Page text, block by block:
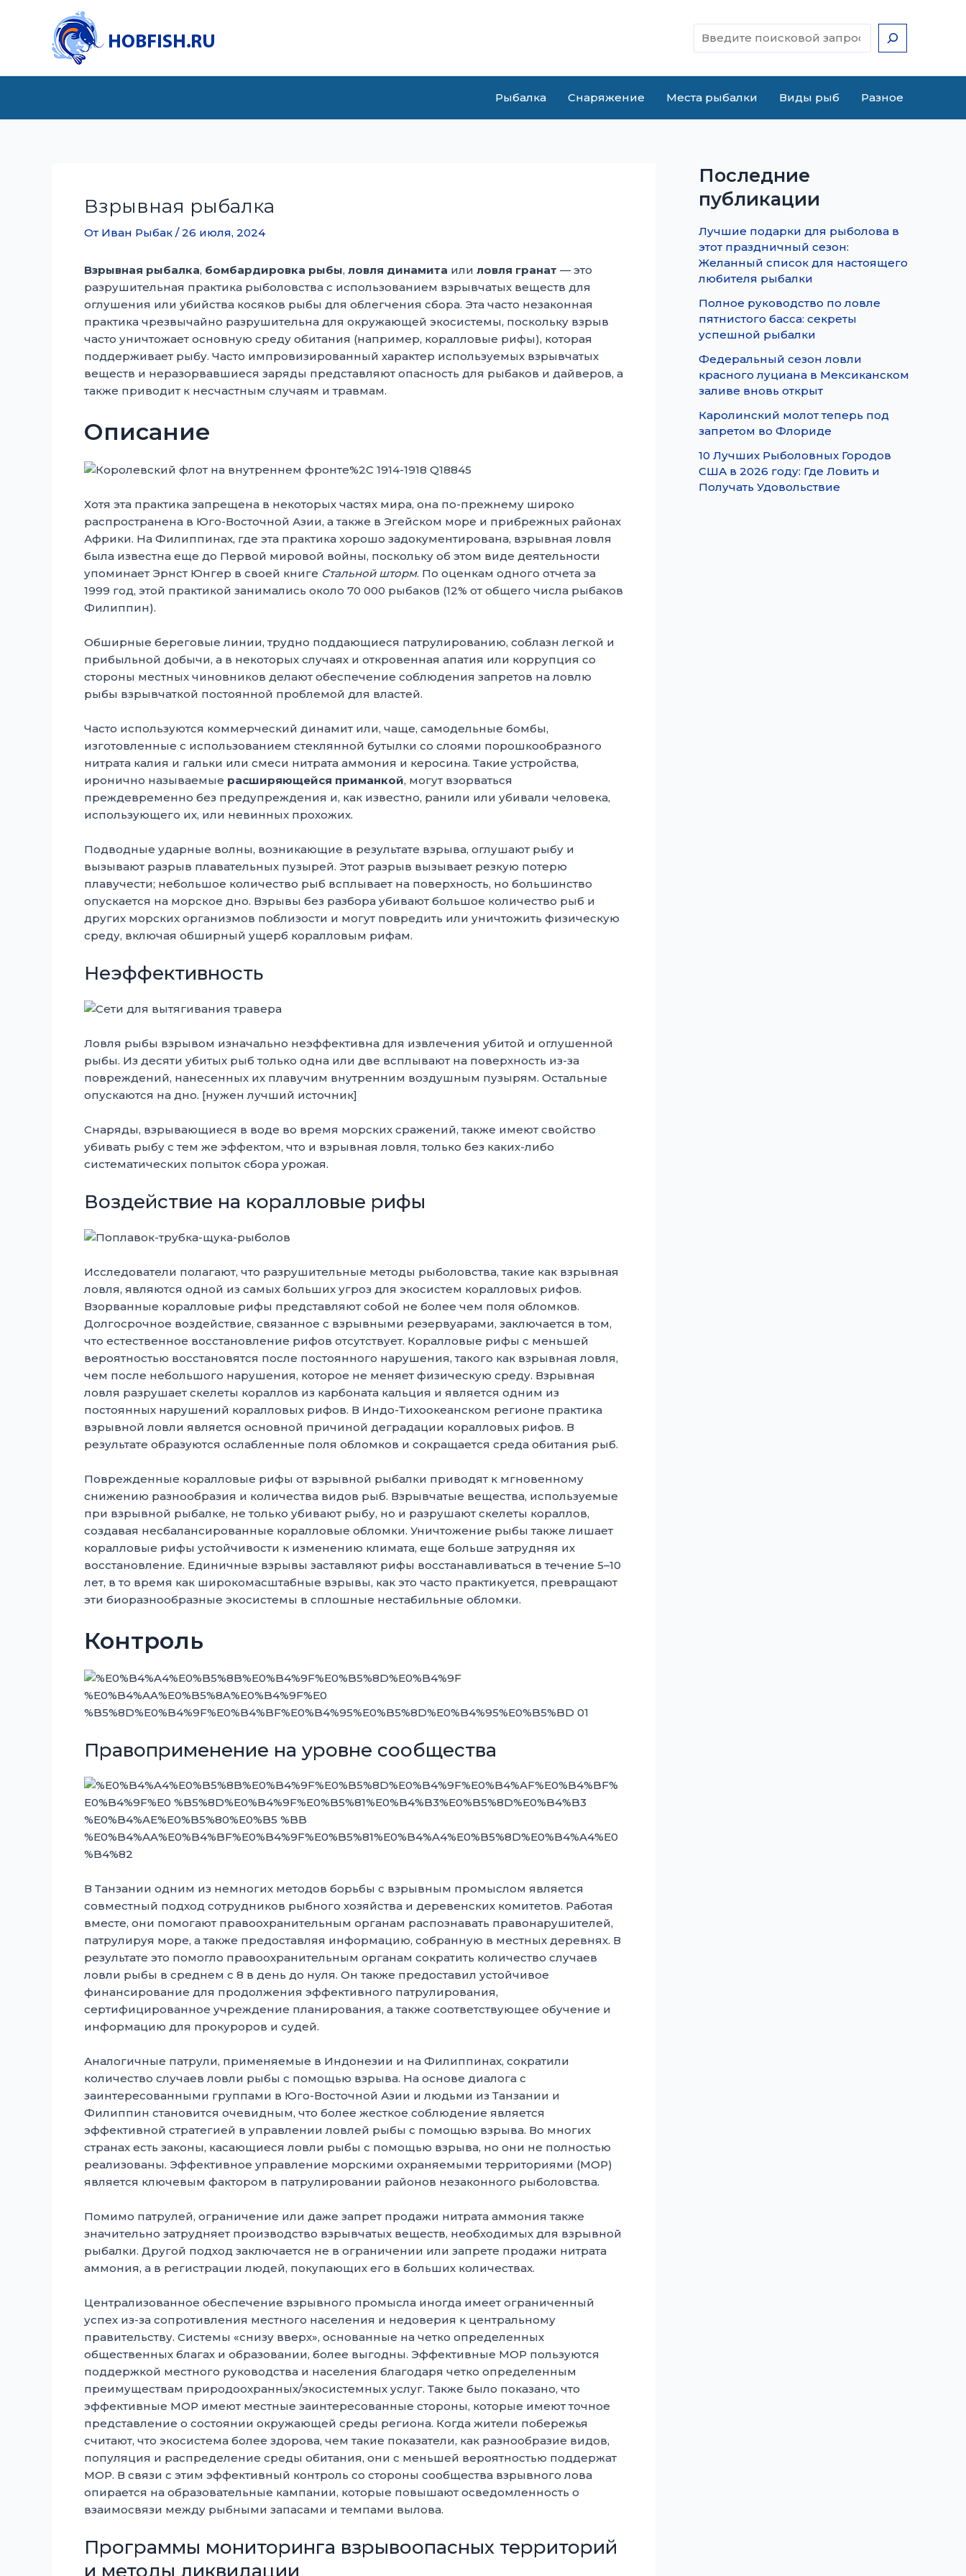
содержимому
Рыбалка Снаряжение Места рыбалки Виды рыб Разное
Взрывная рыбалка
От Иван Рыбак /26 июля, 2024
Взрывная рыбалка, бомбардировка рыбы, ловля динамита или ловля гранат — это
разрушительная практика рыболовства с использованием взрывчатых веществ для
оглушения или убийства косяков рыбы для облегчения сбора. Эта часто незаконная
практика чрезвычайно разрушительна для окружающей экосистемы, поскольку взрыв
часто уничтожает основную среду обитания (например, коралловые рифы), которая
поддерживает рыбу. Часто импровизированный характер используемых взрывчатых
веществ и неразорвавшиеся заряды представляют опасность для рыбаков и дайверов, а
также приводит к несчастным случаям и травмам.
Описание
Хотя эта практика запрещена в некоторых частях мира, она по-прежнему широко
распространена в Юго-Восточной Азии, а также в Эгейском море и прибрежных районах
Африки. На Филиппинах, где эта практика хорошо задокументирована, взрывная ловля
была известна еще до Первой мировой войны, поскольку об этом виде деятельности
упоминает Эрнст Юнгер в своей книге Стальной шторм. По оценкам одного отчета за
1999 год, этой практикой занимались около 70 000 рыбаков (12% от общего числа рыбаков
Филиппин).
Обширные береговые линии, трудно поддающиеся патрулированию, соблазн легкой и
прибыльной добычи, а в некоторых случаях и откровенная апатия или коррупция со
стороны местных чиновников делают обеспечение соблюдения запретов на ловлю
рыбы взрывчаткой постоянной проблемой для властей.
Часто используются коммерческий динамит или, чаще, самодельные бомбы,
изготовленные с использованием стеклянной бутылки со слоями порошкообразного
нитрата калия и гальки или смеси нитрата аммония и керосина. Такие устройства,
иронично называемые расширяющейся приманкой, могут взорваться
преждевременно без предупреждения и, как известно, ранили или убивали человека,
использующего их, или невинных прохожих.
Подводные ударные волны, возникающие в результате взрыва, оглушают рыбу и
вызывают разрыв плавательных пузырей. Этот разрыв вызывает резкую потерю
плавучести; небольшое количество рыб всплывает на поверхность, но большинство
опускается на морское дно. Взрывы без разбора убивают большое количество рыб и
других морских организмов поблизости и могут повредить или уничтожить физическую
среду, включая обширный ущерб коралловым рифам.
Неэффективность
Ловля рыбы взрывом изначально неэффективна для извлечения убитой и оглушенной
рыбы. Из десяти убитых рыб только одна или две всплывают на поверхность из-за
повреждений, нанесенных их плавучим внутренним воздушным пузырям. Остальные
опускаются на дно. [нужен лучший источник]
Снаряды, взрывающиеся в воде во время морских сражений, также имеют свойство
убивать рыбу с тем же эффектом, что и взрывная ловля, только без каких-либо
систематических попыток сбора урожая.
Воздействие на коралловые рифы
Исследователи полагают, что разрушительные методы рыболовства, такие как взрывная
ловля, являются одной из самых больших угроз для экосистем коралловых рифов.
Взорванные коралловые рифы представляют собой не более чем поля обломков.
Долгосрочное воздействие, связанное с взрывными резервуарами, заключается в том,
что естественное восстановление рифов отсутствует. Коралловые рифы с меньшей
вероятностью восстановятся после постоянного нарушения, такого как взрывная ловля,
чем после небольшого нарушения, которое не меняет физическую среду. Взрывная
ловля разрушает скелеты кораллов из карбоната кальция и является одним из
постоянных нарушений коралловых рифов. В Индо-Тихоокеанском регионе практика
взрывной ловли является основной причиной деградации коралловых рифов. В
результате образуются ослабленные поля обломков и сокращается среда обитания рыб.
Поврежденные коралловые рифы от взрывной рыбалки приводят к мгновенному
снижению разнообразия и количества видов рыб. Взрывчатые вещества, используемые
при взрывной рыбалке, не только убивают рыбу, но и разрушают скелеты кораллов,
создавая несбалансированные коралловые обломки. Уничтожение рыбы также лишает
коралловые рифы устойчивости к изменению климата, еще больше затрудняя их
восстановление. Единичные взрывы заставляют рифы восстанавливаться в течение 5–10
лет, в то время как широкомасштабные взрывы, как это часто практикуется, превращают
эти биоразнообразные экосистемы в сплошные нестабильные обломки.
Контроль
Правоприменение на уровне сообщества
В Танзании одним из немногих методов борьбы с взрывным промыслом является
совместный подход сотрудников рыбного хозяйства и деревенских комитетов. Работая
вместе, они помогают правоохранительным органам распознавать правонарушителей,
патрулируя море, а также предоставляя информацию, собранную в местных деревнях. В
результате это помогло правоохранительным органам сократить количество случаев
ловли рыбы в среднем с 8 в день до нуля. Он также предоставил устойчивое
финансирование для продолжения эффективного патрулирования,
сертифицированное учреждение планирования, а также соответствующее обучение и
информацию для прокуроров и судей.
Аналогичные патрули, применяемые в Индонезии и на Филиппинах, сократили
количество случаев ловли рыбы с помощью взрыва. На основе диалога с
заинтересованными группами в Юго-Восточной Азии и людьми из Танзании и
Филиппин становится очевидным, что более жесткое соблюдение является
эффективной стратегией в управлении ловлей рыбы с помощью взрыва. Во многих
странах есть законы, касающиеся ловли рыбы с помощью взрыва, но они не полностью
реализованы. Эффективное управление морскими охраняемыми территориями (МОР)
является ключевым фактором в патрулировании районов незаконного рыболовства.
Помимо патрулей, ограничение или даже запрет продажи нитрата аммония также
значительно затрудняет производство взрывчатых веществ, необходимых для взрывной
рыбалки. Другой подход заключается не в ограничении или запрете продажи нитрата
аммония, а в регистрации людей, покупающих его в больших количествах.
Централизованное обеспечение взрывного промысла иногда имеет ограниченный
успех из-за сопротивления местного населения и недоверия к центральному
правительству. Системы «снизу вверх», основанные на четко определенных
общественных благах и образовании, более выгодны. Эффективные МОР пользуются
поддержкой местного руководства и населения благодаря четко определенным
преимуществам природоохранных/экосистемных услуг. Также было показано, что
эффективные МОР имеют местные заинтересованные стороны, которые имеют точное
представление о состоянии окружающей среды региона. Когда жители побережья
считают, что экосистема более здорова, чем такие показатели, как разнообразие видов,
популяция и распределение среды обитания, они с меньшей вероятностью поддержат
МОР. В связи с этим эффективный контроль со стороны сообщества взрывного лова
опирается на образовательные кампании, которые повышают осведомленность о
взаимосвязи между рыбными запасами и темпами вылова.
Программы мониторинга взрывоопасных территорий
и методы ликвидации
Последние
публикации
Лучшие подарки для рыболова в
этот праздничный сезон:
Желанный список для настоящего
любителя рыбалки
Полное руководство по ловле
пятнистого басса: секреты
успешной рыбалки
Федеральный сезон ловли
красного луциана в Мексиканском
заливе вновь открыт
Каролинский молот теперь под
запретом во Флориде
10 Лучших Рыболовных Городов
США в 2026 году: Где Ловить и
Получать Удовольствие